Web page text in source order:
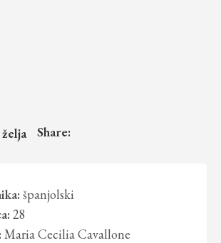
Share:
španjolski
28
Maria Cecilia Cavallone